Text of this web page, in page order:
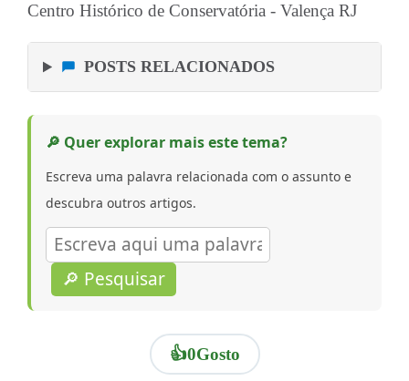
Centro Histórico de Conservatória - Valença RJ
POSTS RELACIONADOS
🔎 Quer explorar mais este tema?
Escreva uma palavra relacionada com o assunto e
descubra outros artigos.
🔎 Pesquisar
👍0Gosto